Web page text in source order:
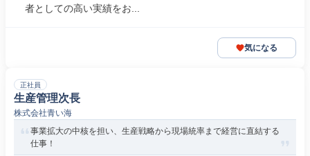
者としての高い実績をお...
気になる
正社員
生産管理次長
株式会社青い海
事業拡大の中核を担い、生産戦略から現場統率まで経営に直結する
仕事！